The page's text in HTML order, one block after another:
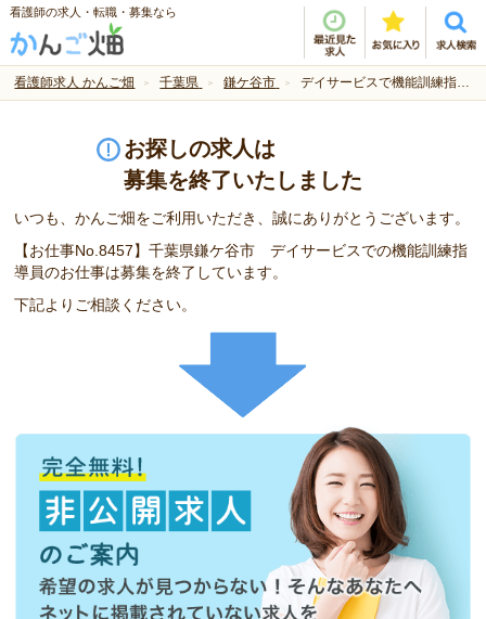
看護師の求人・転職・募集なら
看護師求人 かんご畑 千葉県 鎌ケ谷市 デイサービスで機能訓練指導員の求人です。
お探しの求人は
募集を終了いたしました
いつも、かんご畑をご利用いただき、誠にありがとうございます。
【お仕事No.8457】千葉県鎌ケ谷市 デイサービスでの機能訓練指
導員のお仕事は募集を終了しています。
下記よりご相談ください。